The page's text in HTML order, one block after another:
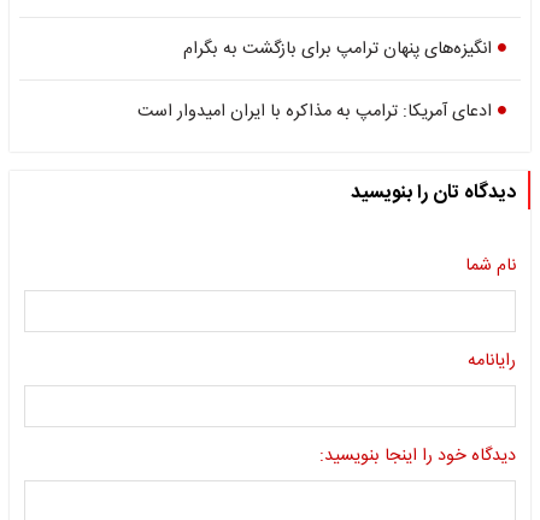
انگیزه‌های پنهان ترامپ برای بازگشت به بگرام
ادعای آمریکا: ترامپ به مذاکره با ایران امیدوار است
دیدگاه تان را بنویسید
نام شما
رایانامه
دیدگاه خود را اینجا بنویسید: